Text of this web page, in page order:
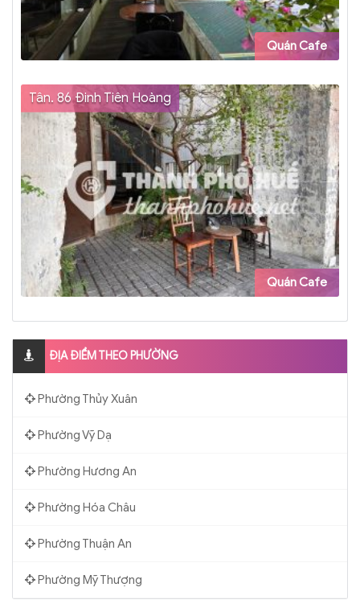
Quán Cafe
Tân. 86 Đinh Tiên Hoàng
Quán Cafe
ĐỊA ĐIỂM THEO PHƯỜNG
Phường Thủy Xuân
Phường Vỹ Dạ
Phường Hương An
Phường Hóa Châu
Phường Thuận An
Phường Mỹ Thượng